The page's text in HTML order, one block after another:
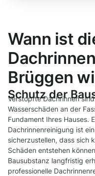
Wann ist
Brüggen
Schutz der
Verstopfte Dachrinnen
Wasserschäden an der
Fundament Ihres Hauses.
Dachrinnenreinigung ist
sicherzustellen, dass sich
Schäden entstehen
Bausubstanz langfristig
professionelle